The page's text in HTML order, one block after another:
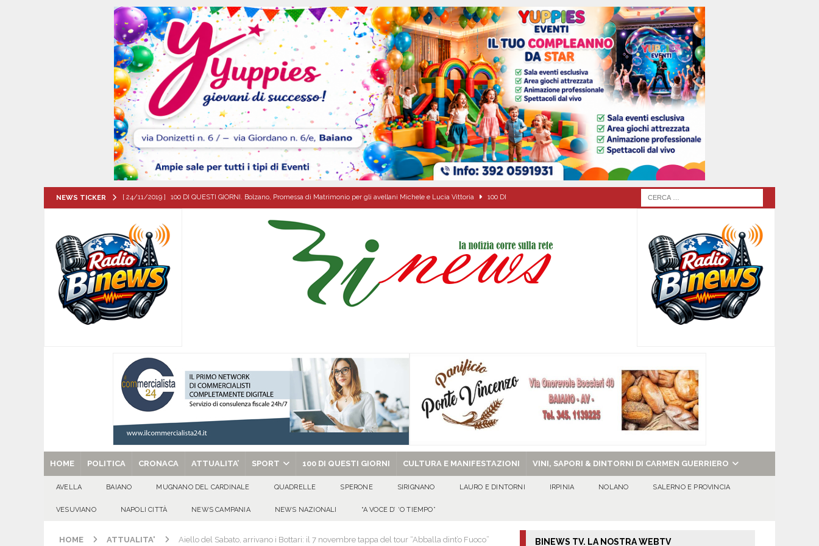
NEWS TICKER [ 24/11/2019 ] 100 DI QUESTI GIORNI. Bolzano, Promessa di Matrimonio per gli avellani Michele e Lucia Vittoria 100 DI
[ 07/08/2026 ] Visciano celebra Padre Arturo D’Onofrio: due giorni di fede nel ricordo del fondatore
MANIFESTAZIONI
[ 07/08/2026 ] MUGNANO DEL CARDINALE. L’Ipocrisia delle Apparenze e il Sociale Negato: il Caso del Centro Sociale mai
usato – abbandonato – vandalizzato e destinato al privato EVIDENZA
[ 07/08/2026 ]
una cultura collettiva. Nessuna crescita economica può prescindere dalla tutela della vita umana” CULTURA E
MANIFESTAZIONI
[ 07/08/2026 ] Casino senza KYC: cosa sono e come funzionano in Italia CULTURA E MANIFESTAZIONI
[ 29/08/2025 ] SANT’Oggi. Venerdì 29 agosto la chiesa celebra il Martirio di san Giovanni Battista e santa Sabina EVIDENZA
HOME POLITICA CRONACA ATTUALITA’ SPORT 100 DI QUESTI GIORNI CULTURA E MANIFESTAZIONI VINI, SAPORI & DINTORNI DI CARMEN GUERRIERO
AVELLA BAIANO MUGNANO DEL CARDINALE QUADRELLE SPERONE SIRIGNANO LAURO E DINTORNI IRPINIA NOLANO SALERNO E PROVINCIA
VESUVIANO NAPOLI CITTÀ NEWS CAMPANIA NEWS NAZIONALI “A VOCE D’ ‘O TIEMPO”
HOME ATTUALITA' Aiello del Sabato, arrivano i Bottari: il 7 novembre tappa del tour “Abballa dint’o Fuoco” BINEWS TV. LA NOSTRA WEBTV